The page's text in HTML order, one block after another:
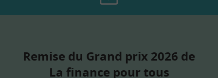
Remise du Grand prix 2026 de
La finance pour tous